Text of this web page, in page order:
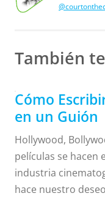
Courtney
Meznarich,
Directora
de Extensión
Comunitaria
También
Cómo
en un Guión
Hollywood,
películas se hacen
industria
hace nuestro